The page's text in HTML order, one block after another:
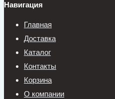
Навигация
Главная
Доставка
Каталог
Контакты
Корзина
О компании